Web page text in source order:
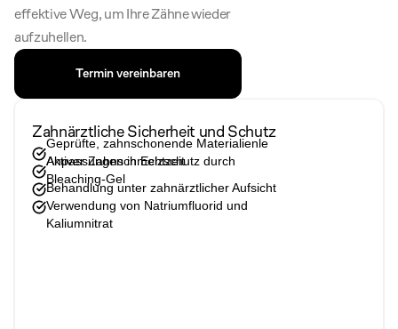
effektive Weg, um Ihre Zähne wieder
aufzuhellen.
Termin vereinbaren
Zahnärztliche Sicherheit und Schutz
Geprüfte, zahnschonende Materialienle
Anpassungen in Echtzeit
Aktiver Zahnschmelzschutz durch
Bleaching-Gel
Behandlung unter zahnärztlicher Aufsicht
Verwendung von Natriumfluorid und
Kaliumnitrat